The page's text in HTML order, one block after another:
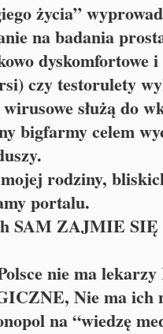
życia”
na badania
dyskomfortowe
czy testorulety
służą do
bigfarmy celem
rodziny,
portalu.
SAM ZAJMIE
nie ma
Nie ma ich
na “wiedzę